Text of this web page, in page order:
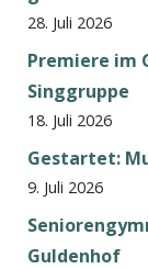
28. Juli 2026
Premiere im
Singgruppe
18. Juli 2026
Gestartet:
9. Juli 2026
Guldenhof